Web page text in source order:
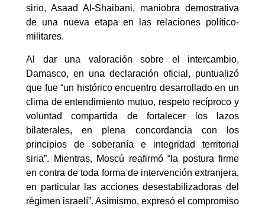
sirio, Asaad Al-Shaibani, maniobra demostrativa
de una nueva etapa en las relaciones político-
militares.
Al dar una valoración sobre el intercambio,
Damasco, en una declaración oficial, puntualizó
que fue “un histórico encuentro desarrollado en un
clima de entendimiento mutuo, respeto recíproco y
voluntad compartida de fortalecer los lazos
bilaterales, en plena concordancia con los
principios de soberanía e integridad territorial
siria”. Mientras, Moscú reafirmó “la postura firme
en contra de toda forma de intervención extranjera,
en particular las acciones desestabilizadoras del
régimen israelí”. Asimismo, expresó el compromiso